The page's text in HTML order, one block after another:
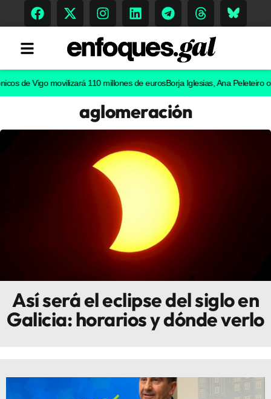
Innova
Vigo movilizará 110 millones de eurosBorja Iglesias, Ana Peleteiro o Abel
aglomeración
Así será el eclipse del siglo en
Galicia: horarios y dónde verlo